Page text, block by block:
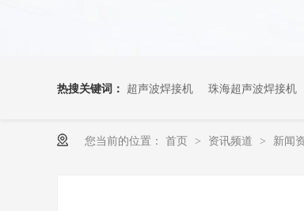
热搜关键词： 超声波焊接机 珠海超声波焊接机
您当前的位置： 首页 > 资讯频道 > 新闻